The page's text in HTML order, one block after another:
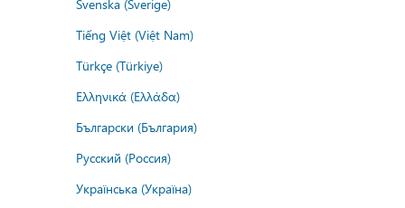
Svenska (Sverige)
Tiếng Việt (Việt Nam)
Türkçe (Türkiye)
Ελληνικά (Ελλάδα)
Български (България)
Русский (Россия)
Українська (Україна)